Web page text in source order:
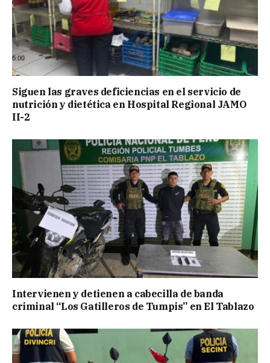
Siguen las graves deficiencias en el servicio de
nutrición y dietética en Hospital Regional JAMO
II-2
Intervienen y detienen a cabecilla de banda
criminal “Los Gatilleros de Tumpis” en El Tablazo